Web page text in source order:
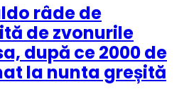
râde de
de zvonurile
după ce 2000 de
la nunta greșită